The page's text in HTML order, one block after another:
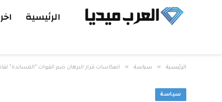
الرئيسية
الرئيسية » سياسة » انعكاسات قرار البرهان ضم القوات “المساندة”
سياسة